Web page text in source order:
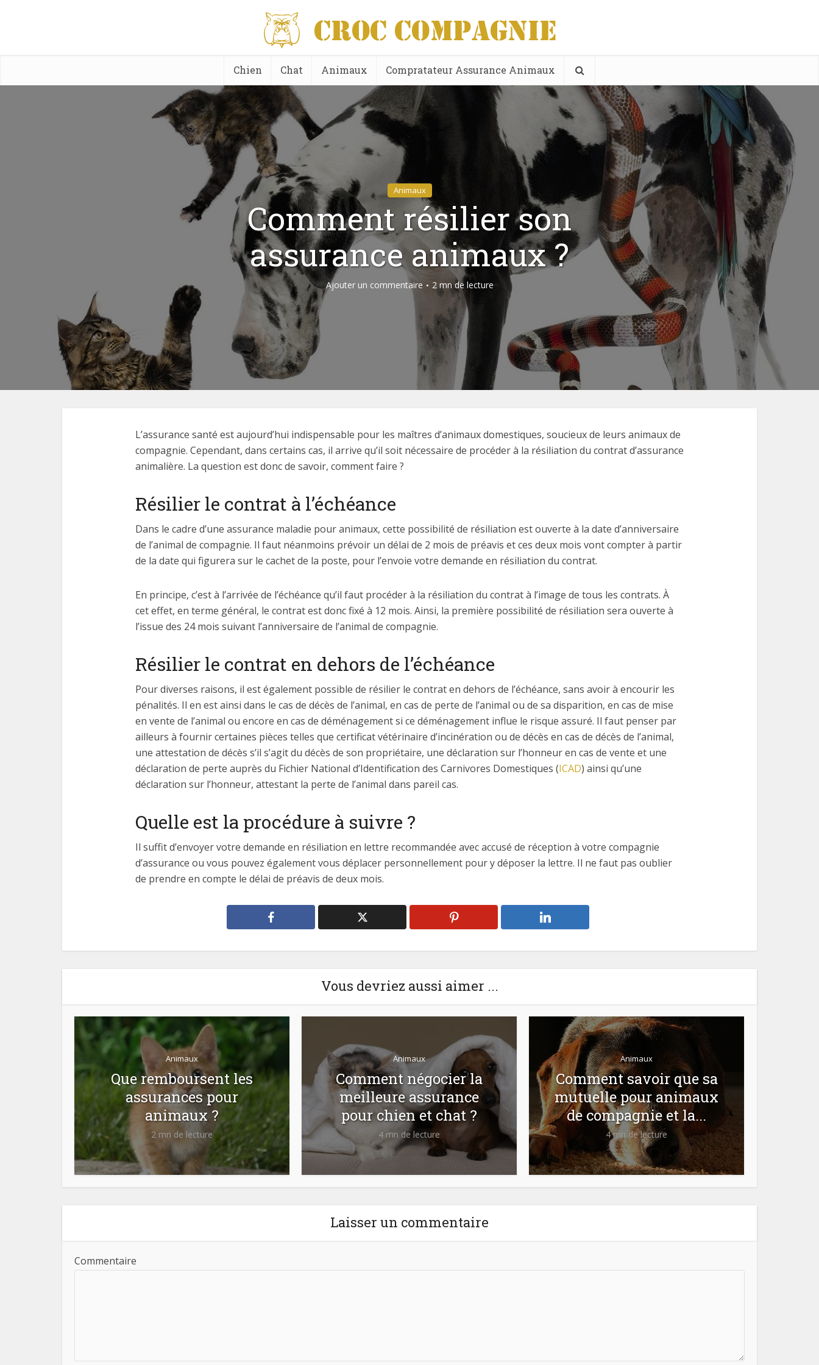
Chien Chat Animaux Compratateur Assurance Animaux
Animaux
Comment résilier son
assurance animaux ?
Ajouter un commentaire 2 mn de lecture
L’assurance santé est aujourd’hui indispensable pour les maîtres d’animaux domestiques, soucieux de leurs animaux de
compagnie. Cependant, dans certains cas, il arrive qu’il soit nécessaire de procéder à la résiliation du contrat d’assurance
animalière. La question est donc de savoir, comment faire ?
Résilier le contrat à l’échéance
Dans le cadre d’une assurance maladie pour animaux, cette possibilité de résiliation est ouverte à la date d’anniversaire
de l’animal de compagnie. Il faut néanmoins prévoir un délai de 2 mois de préavis et ces deux mois vont compter à partir
de la date qui figurera sur le cachet de la poste, pour l’envoie votre demande en résiliation du contrat.
En principe, c’est à l’arrivée de l’échéance qu’il faut procéder à la résiliation du contrat à l’image de tous les contrats. À
cet effet, en terme général, le contrat est donc fixé à 12 mois. Ainsi, la première possibilité de résiliation sera ouverte à
l’issue des 24 mois suivant l’anniversaire de l’animal de compagnie.
Résilier le contrat en dehors de l’échéance
Pour diverses raisons, il est également possible de résilier le contrat en dehors de l’échéance, sans avoir à encourir les
pénalités. Il en est ainsi dans le cas de décès de l’animal, en cas de perte de l’animal ou de sa disparition, en cas de mise
en vente de l’animal ou encore en cas de déménagement si ce déménagement influe le risque assuré. Il faut penser par
ailleurs à fournir certaines pièces telles que certificat vétérinaire d’incinération ou de décès en cas de décès de l’animal,
une attestation de décès s’il s’agit du décès de son propriétaire, une déclaration sur l’honneur en cas de vente et une
déclaration de perte auprès du Fichier National d’Identification des Carnivores Domestiques (ICAD) ainsi qu’une
déclaration sur l’honneur, attestant la perte de l’animal dans pareil cas.
Quelle est la procédure à suivre ?
Il suffit d’envoyer votre demande en résiliation en lettre recommandée avec accusé de réception à votre compagnie
d’assurance ou vous pouvez également vous déplacer personnellement pour y déposer la lettre. Il ne faut pas oublier
de prendre en compte le délai de préavis de deux mois.
Vous devriez aussi aimer ...
Animaux
Que remboursent les
assurances pour
animaux ?
2 mn de lecture
Animaux
Comment négocier la
meilleure assurance
pour chien et chat ?
4 mn de lecture
Animaux
Comment savoir que sa
mutuelle pour animaux
de compagnie et la...
4 mn de lecture
Laisser un commentaire
Commentaire